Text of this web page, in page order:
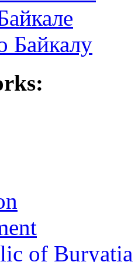
Байкалу
of Buryatia